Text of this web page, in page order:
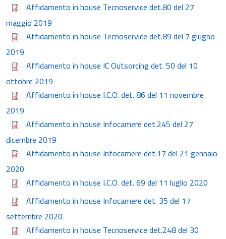
Affidamento in house Tecnoservice det.80 del 27
maggio 2019
Affidamento in house Tecnoservice det.89 del 7 giugno
2019
Affidamento in house IC Outsorcing det. 50 del 10
ottobre 2019
Affidamento in house I.C.O. det. 86 del 11 novembre
2019
Affidamento in house Infocamere det.245 del 27
dicembre 2019
Affidamento in house Infocamere det.17 del 21 gennaio
2020
Affidamento in house I.C.O. det. 69 del 11 luglio 2020
Affidamento in house Infocamere det. 35 del 17
settembre 2020
Affidamento in house Tecnoservice det.248 del 30